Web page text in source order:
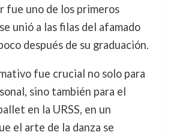
fue uno de los primeros
unió a las filas del afamado
después de su graduación.
fue crucial no solo para
sino también para el
en la URSS, en un
el arte de la danza se